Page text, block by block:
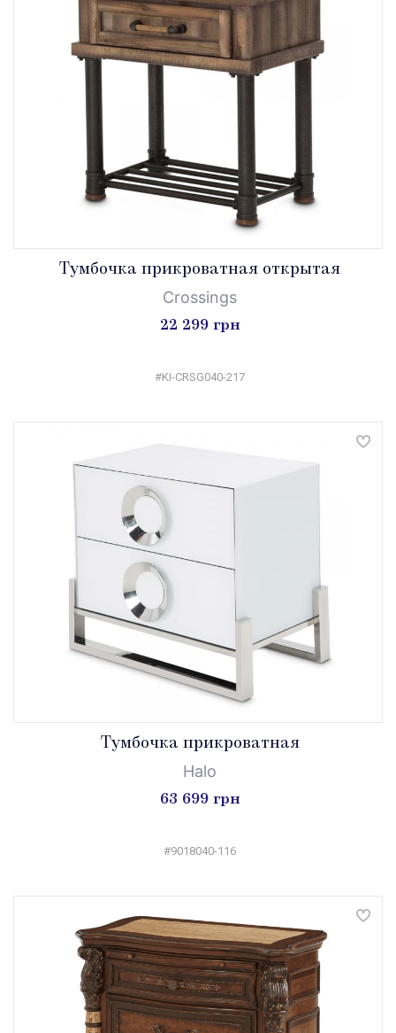
Tумбочка прикроватная открытая
Crossings
22 299 грн
#KI-CRSG040-217
Tумбочка прикроватная
Halo
63 699 грн
#9018040-116